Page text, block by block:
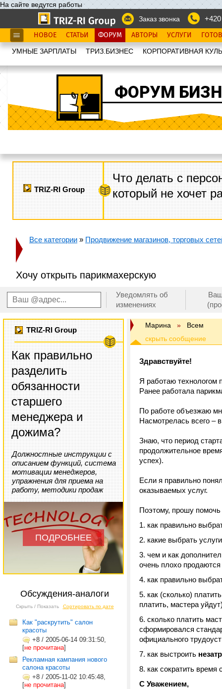
На сайте ведутся работы
Заказ звонка
НОВОЕ СТАТЬИ ФОРУМ АВТОРЫ УСЛУГИ
УМНЫЕ ЗАРПЛАТЫ ТРИЗ.БИЗНЕС КОРПОРАТИВНАЯ
ФОРУМ
TRIZ-RI Group
Что делать с
который не хочет
Все категории » Продвижение магазинов, торговых
Хочу открыть парикмахерскую
Уведомлять об
изменениях
TRIZ-RI Group
Как правильно
разделить
обязанности
старшего
менеджера и
дожима?
Должностные инструкции с
описанием функций, система
мотивации менеджеров,
упражнения для приема на
работу, методики продаж
ПОДРОБНЕЕ
Обсуждения-аналоги
Скрыть / Показать Сортировать по дате
Как "раскрутить" салон
красоты
+8 / 2005-06-14 09:31:50,
[не прочитана]
Рекламная кампания нового
салона красоты
+8 / 2005-11-02 10:45:48,
[не прочитана]
Марина » Всем
Здравствуйте!
Я работаю технологом
Ранее работала
По работе объезжаю
Насмотрелась всего –
Знаю, что период
продолжительное
успех).
Если я правильно
оказываемых услуг.
Поэтому, прошу
как правильно
какие выбрать
чем и как
очень плохо
как правильно
как (сколько)
платить, мастера
сколько платить
сформировался
официального
как выстроить
как сократить
С Уважением,